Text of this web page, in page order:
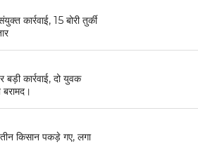
कार्रवाई, 15 बोरी तुर्की
कार्रवाई, दो युवक
किसान पकड़े गए, लगा